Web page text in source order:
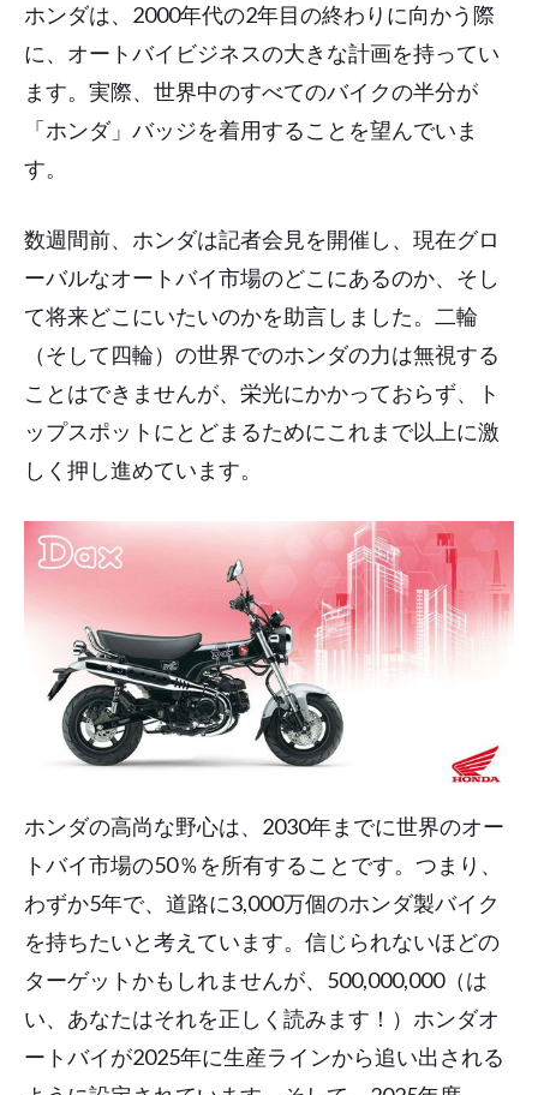
ホンダは、2000年代の2年目の終わりに向かう際
に、オートバイビジネスの大きな計画を持ってい
ます。実際、世界中のすべてのバイクの半分が
「ホンダ」バッジを着用することを望んでいま
す。
数週間前、ホンダは記者会見を開催し、現在グロ
ーバルなオートバイ市場のどこにあるのか、そし
て将来どこにいたいのかを助言しました。二輪
（そして四輪）の世界でのホンダの力は無視する
ことはできませんが、栄光にかかっておらず、ト
ップスポットにとどまるためにこれまで以上に激
しく押し進めています。
ホンダの高尚な野心は、2030年までに世界のオー
トバイ市場の50％を所有することです。つまり、
わずか5年で、道路に3,000万個のホンダ製バイク
を持ちたいと考えています。信じられないほどの
ターゲットかもしれませんが、500,000,000（は
い、あなたはそれを正しく読みます！）ホンダオ
ートバイが2025年に生産ラインから追い出される